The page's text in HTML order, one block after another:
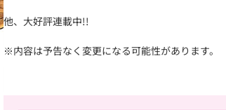
他、大好評連載中!!
※内容は予告なく変更になる可能性があります。